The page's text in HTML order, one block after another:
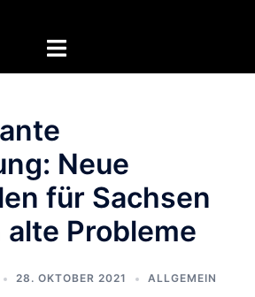
Menü
Neue
für Sachsen
Probleme
28. OKTOBER 2021 ALLGEMEIN